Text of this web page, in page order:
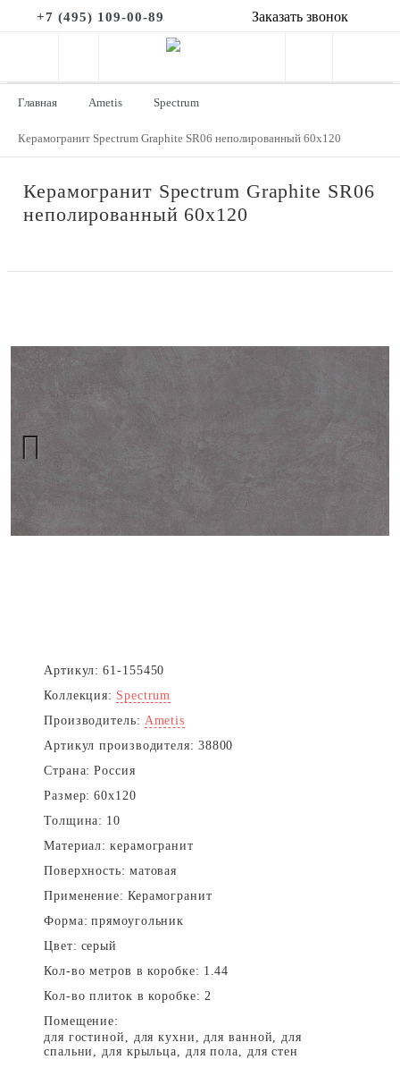
+7 (495) 109-00-89 Заказать звонок
Главная Ametis Spectrum
Керамогранит Spectrum Graphite SR06 неполированный 60x120
Керамогранит Spectrum Graphite SR06
неполированный 60x120
Next
Артикул: 61-155450
Коллекция: Spectrum
Производитель: Ametis
Артикул производителя: 38800
Страна: Россия
Размер: 60x120
Толщина: 10
Материал: керамогранит
Поверхность: матовая
Применение: Керамогранит
Форма: прямоугольник
Цвет: серый
Кол-во метров в коробке: 1.44
Кол-во плиток в коробке: 2
Помещение:
для гостиной, для кухни, для ванной, для
спальни, для крыльца, для пола, для стен